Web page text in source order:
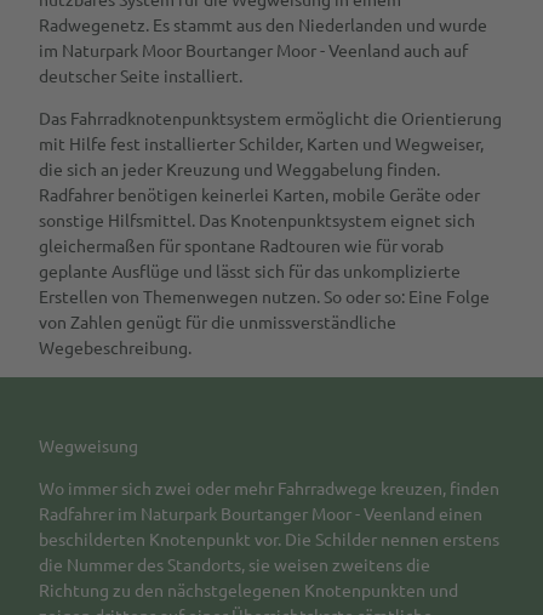
Radwegenetz. Es stammt aus den Niederlanden und wurde
im Naturpark Moor Bourtanger Moor - Veenland auch auf
deutscher Seite installiert.
Das Fahrradknotenpunktsystem ermöglicht die Orientierung
mit Hilfe fest installierter Schilder, Karten und Wegweiser,
die sich an jeder Kreuzung und Weggabelung finden.
Radfahrer benötigen keinerlei Karten, mobile Geräte oder
sonstige Hilfsmittel. Das Knotenpunktsystem eignet sich
gleichermaßen für spontane Radtouren wie für vorab
geplante Ausflüge und lässt sich für das unkomplizierte
Erstellen von Themenwegen nutzen. So oder so: Eine Folge
von Zahlen genügt für die unmissverständliche
Wegebeschreibung.
Wegweisung
Wo immer sich zwei oder mehr Fahrradwege kreuzen, finden
Radfahrer im Naturpark Bourtanger Moor - Veenland einen
beschilderten Knotenpunkt vor. Die Schilder nennen erstens
die Nummer des Standorts, sie weisen zweitens die
Richtung zu den nächstgelegenen Knotenpunkten und